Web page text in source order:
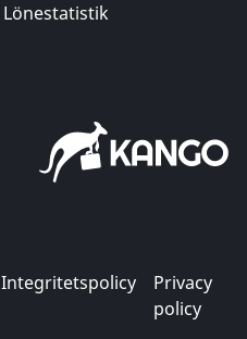
Lönestatistik
Integritetspolicy
Privacy
policy